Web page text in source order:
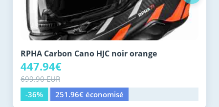
RPHA Carbon Cano HJC noir orange
447.94€
699.90 EUR
-36%
251.96€ économisé